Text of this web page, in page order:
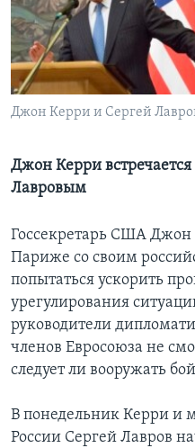
Learning English
СОЦИАЛЬНЫЕ СЕТИ
Языки
Джон Керри и Сергей
Джон Керри
Лавровым
Госсекретарь США Джон
Париже со своим
попытаться ускорить
урегулирования
руководители
членов Евросоюза не
следует ли вооружать
В понедельник Керри и
России Сергей Лавров